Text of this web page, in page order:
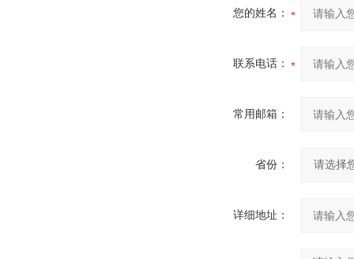
您的姓名：
联系电话：
常用邮箱：
省份：
详细地址：